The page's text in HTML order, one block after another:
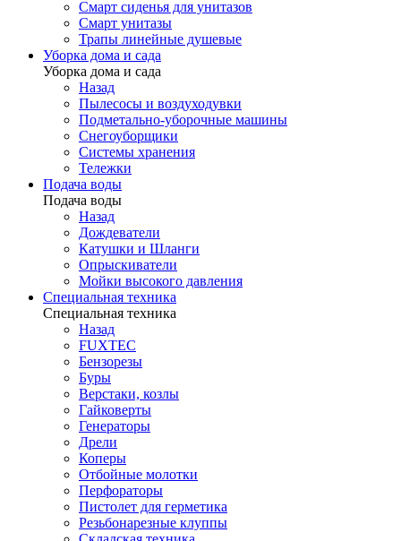
Смарт сиденья для унитазов
Смарт унитазы
Трапы линейные душевые
Уборка дома и сада
Уборка дома и сада
Назад
Пылесосы и воздуходувки
Подметально-уборочные машины
Снегоуборщики
Системы хранения
Тележки
Подача воды
Подача воды
Назад
Дождеватели
Катушки и Шланги
Опрыскиватели
Мойки высокого давления
Специальная техника
Специальная техника
Назад
FUXTEC
Бензорезы
Буры
Верстаки, козлы
Гайковерты
Генераторы
Дрели
Коперы
Отбойные молотки
Перфораторы
Пистолет для герметика
Резьбонарезные клуппы